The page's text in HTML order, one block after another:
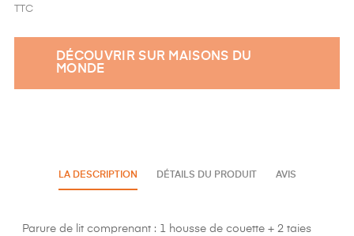
TTC
DÉCOUVRIR SUR MAISONS DU
MONDE
LA DESCRIPTION DÉTAILS DU PRODUIT AVIS
Parure de lit comprenant : 1 housse de couette + 2 taies